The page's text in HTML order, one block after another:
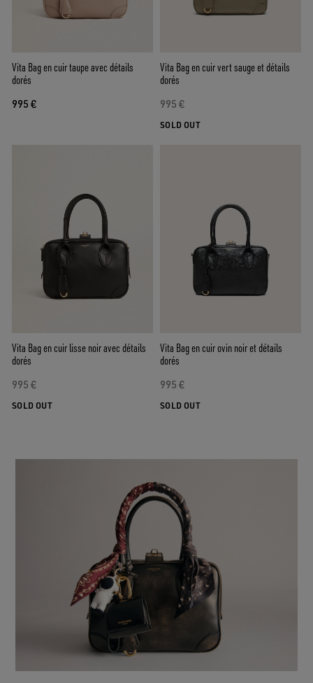
Vita Bag en cuir taupe avec détails
dorés
995 €
Vita Bag en cuir vert sauge et détails
dorés
995 €
SOLD OUT
Vita Bag en cuir lisse noir avec détails
dorés
995 €
SOLD OUT
Vita Bag en cuir ovin noir et détails
dorés
995 €
SOLD OUT